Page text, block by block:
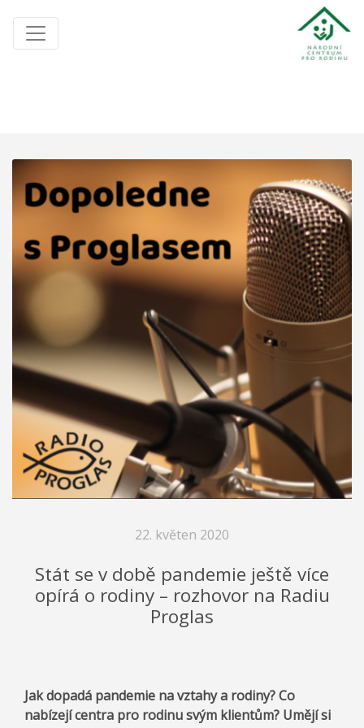
22. květen 2020
Stát se v době pandemie ještě více
opírá o rodiny – rozhovor na Radiu
Proglas
Jak dopadá pandemie na vztahy a rodiny? Co
nabízejí centra pro rodinu svým klientům? Umějí si